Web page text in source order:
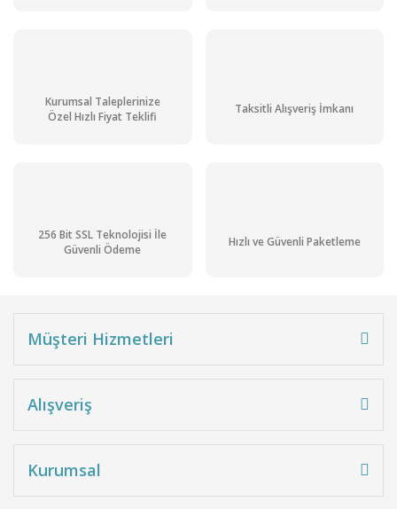
Kurumsal Taleplerinize
Özel Hızlı Fiyat Teklifi
Taksitli Alışveriş İmkanı
256 Bit SSL Teknolojisi İle
Güvenli Ödeme
Hızlı ve Güvenli Paketleme
Müşteri Hizmetleri
Alışveriş
Kurumsal